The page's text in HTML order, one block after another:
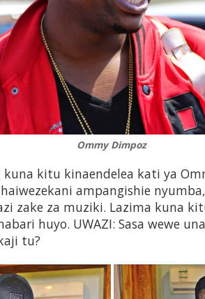
Ommy Dimpoz
kuna kitu kinaendelea kati ya
ampangishie
zake za muziki. Lazima kuna
huyo. UWAZI: Sasa wewe
tu?